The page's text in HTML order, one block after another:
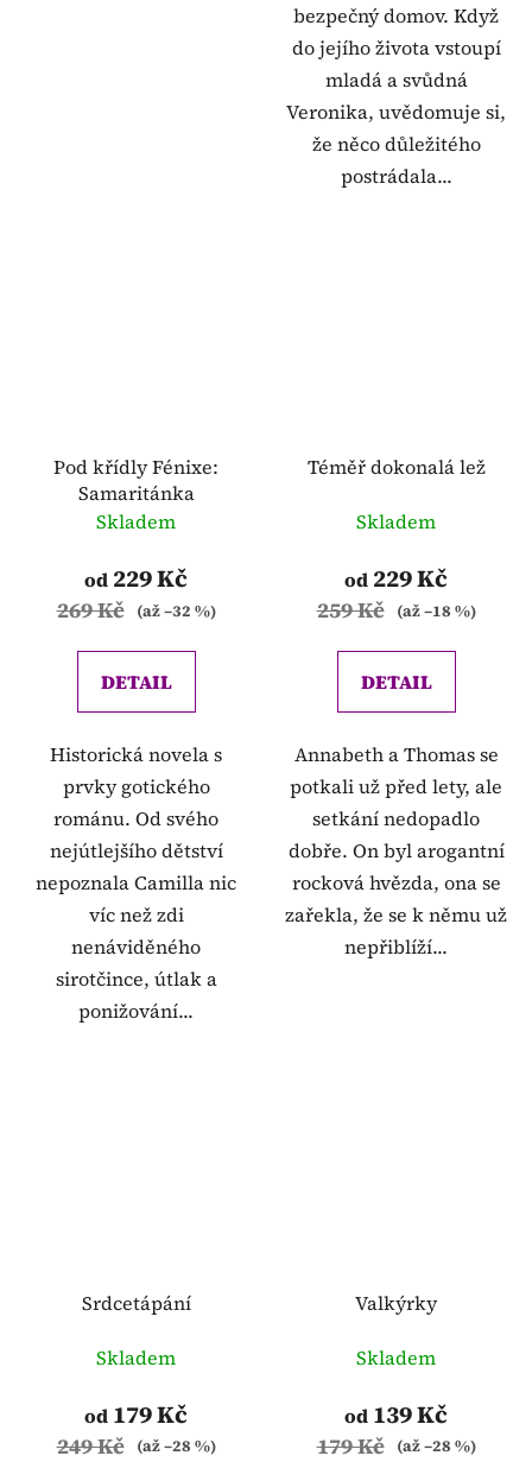
bezpečný domov. Když
do jejího života vstoupí
mladá a svůdná
Veronika, uvědomuje si,
že něco důležitého
postrádala...
Pod křídly Fénixe:
Samaritánka
Skladem
od 229 Kč
269 Kč (až –32 %)
DETAIL
Historická novela s
prvky gotického
románu. Od svého
nejútlejšího dětství
nepoznala Camilla nic
víc než zdi
nenáviděného
sirotčince, útlak a
ponižování...
Téměř dokonalá lež
Skladem
od 229 Kč
259 Kč (až –18 %)
DETAIL
Annabeth a Thomas se
potkali už před lety, ale
setkání nedopadlo
dobře. On byl arogantní
rocková hvězda, ona se
zařekla, že se k němu už
nepřiblíží...
Srdcetápání
Skladem
od 179 Kč
249 Kč (až –28 %)
Valkýrky
Skladem
od 139 Kč
179 Kč (až –28 %)